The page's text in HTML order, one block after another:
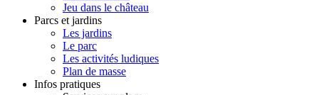
Jeu dans le château
Parcs et jardins
Les jardins
Le parc
Les activités ludiques
Plan de masse
Infos pratiques